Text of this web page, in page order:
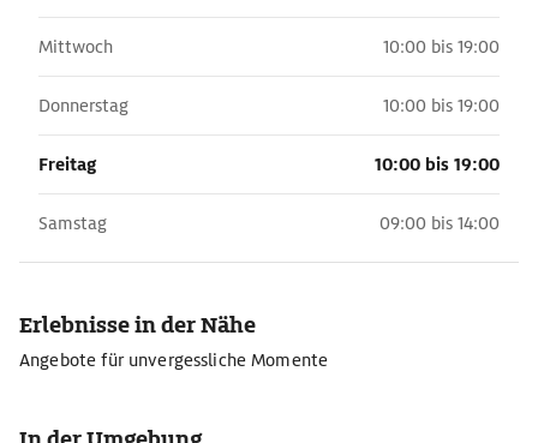
Mittwoch 10:00 bis 19:00
Donnerstag 10:00 bis 19:00
Freitag 10:00 bis 19:00
Samstag 09:00 bis 14:00
Erlebnisse in der Nähe
Angebote für unvergessliche Momente